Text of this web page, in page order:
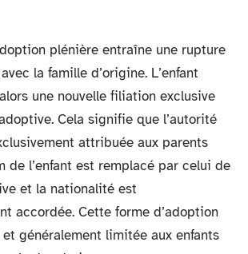
plénière entraîne une rupture
la famille d’origine. L’enfant
une nouvelle filiation exclusive
Cela signifie que l’autorité
attribuée aux parents
de l’enfant est remplacé par celui de
et la nationalité est
accordée. Cette forme d’adoption
et généralement limitée aux enfants